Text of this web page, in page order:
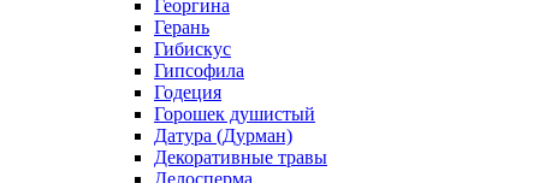
Георгина
Герань
Гибискус
Гипсофила
Годеция
Горошек душистый
Датура (Дурман)
Декоративные травы
Делосперма